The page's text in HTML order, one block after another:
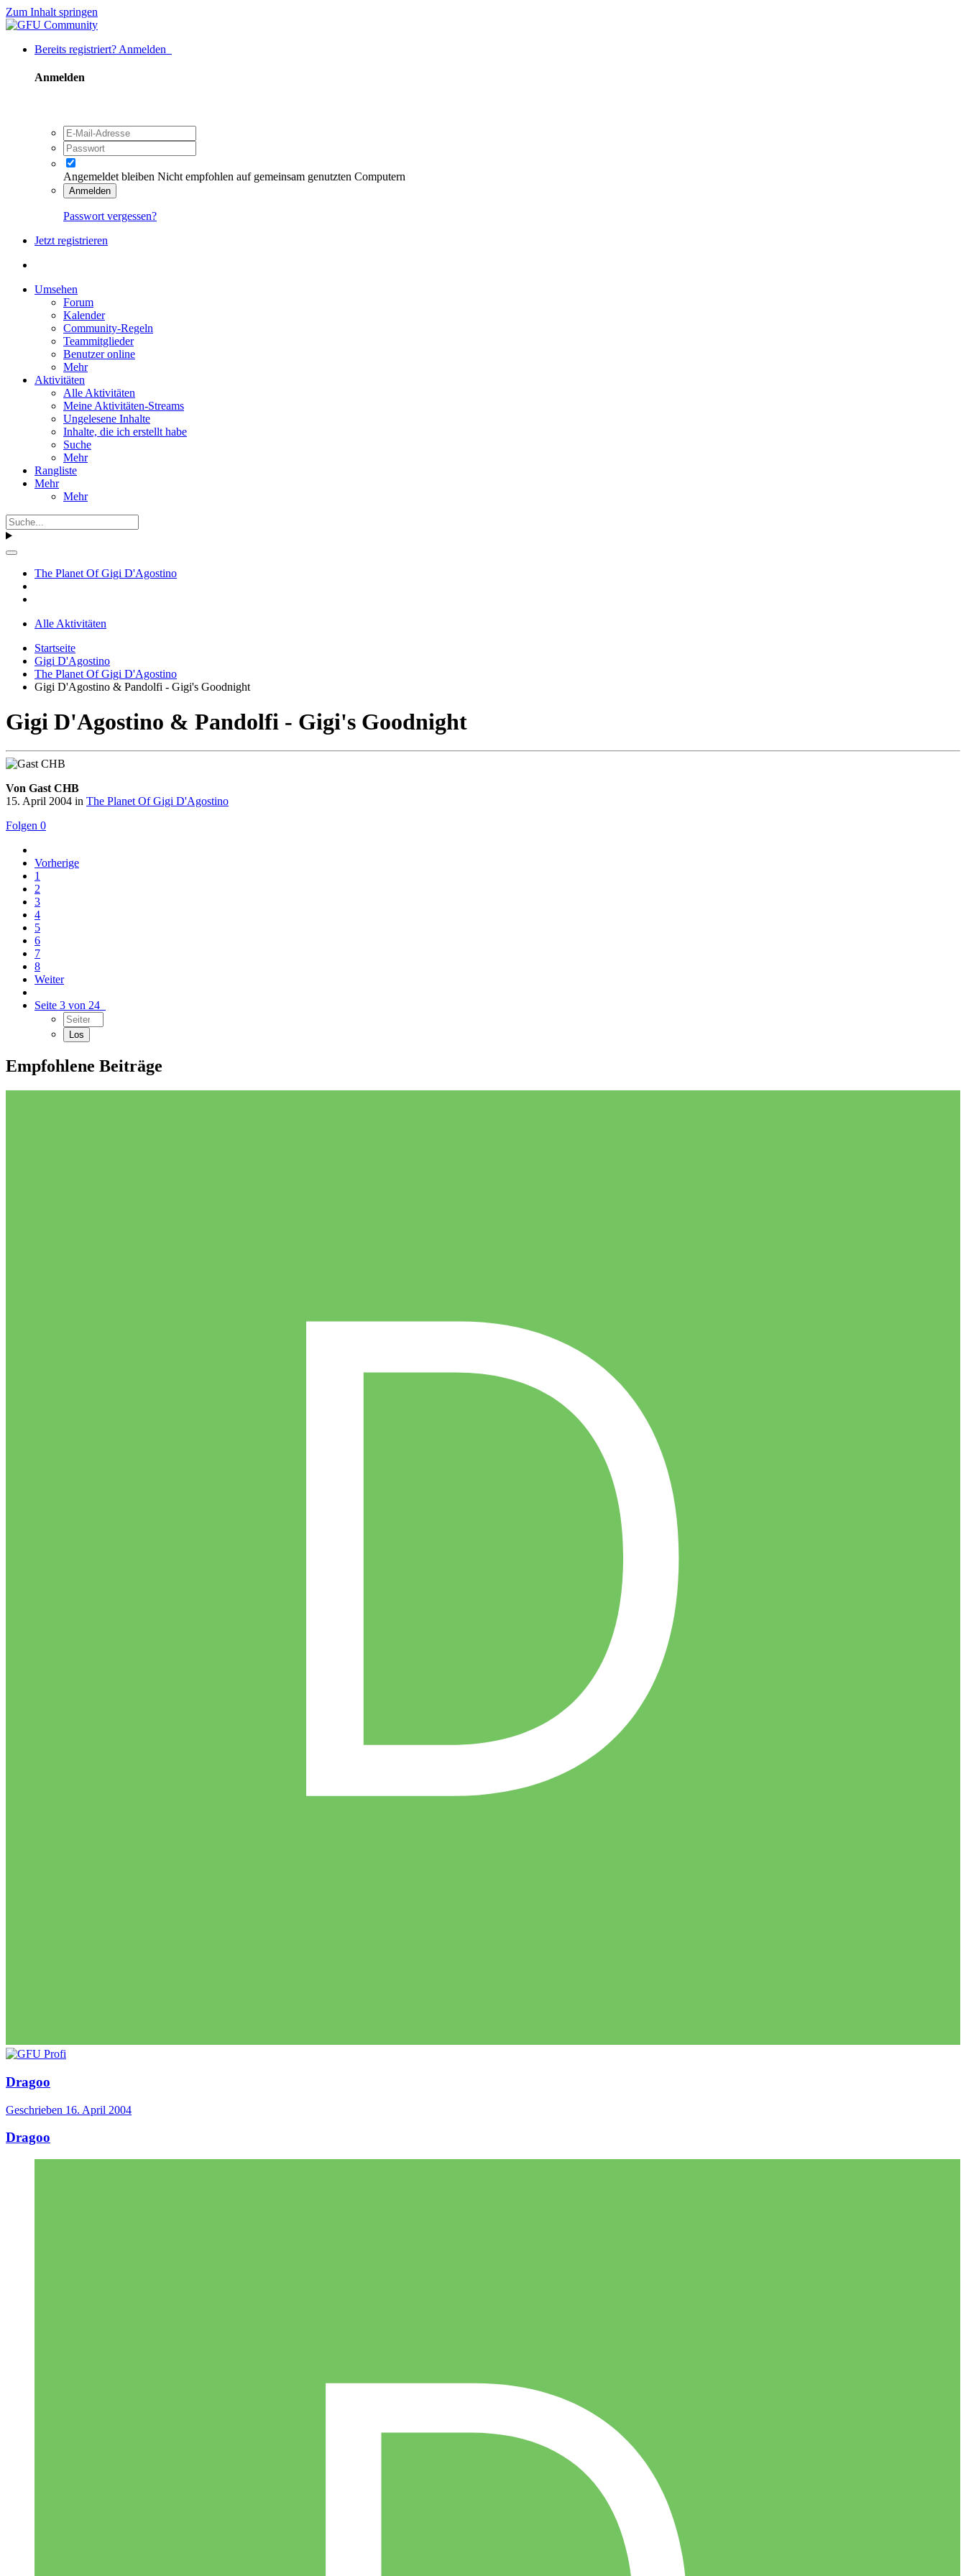
Zum Inhalt springen
Bereits registriert? Anmelden
Anmelden
Angemeldet bleiben Nicht empfohlen auf gemeinsam genutzten Computern
Anmelden
Passwort vergessen?
Jetzt registrieren
Umsehen
Forum
Kalender
Community-Regeln
Teammitglieder
Benutzer online
Mehr
Aktivitäten
Alle Aktivitäten
Meine Aktivitäten-Streams
Ungelesene Inhalte
Inhalte, die ich erstellt habe
Suche
Mehr
Rangliste
Mehr
Mehr
The Planet Of Gigi D'Agostino
Alle Aktivitäten
Startseite
Gigi D'Agostino
The Planet Of Gigi D'Agostino
Gigi D'Agostino & Pandolfi - Gigi's Goodnight
Gigi D'Agostino & Pandolfi - Gigi's Goodnight
Von Gast CHB
15. April 2004 in The Planet Of Gigi D'Agostino
Folgen 0
Vorherige
1
2
3
4
5
6
7
8
Weiter
Seite 3 von 24
Empfohlene Beiträge
Dragoo
Geschrieben 16. April 2004
Dragoo